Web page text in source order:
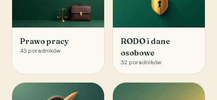
Prawo pracy
43 poradników
RODO i dane
osobowe
32 poradników